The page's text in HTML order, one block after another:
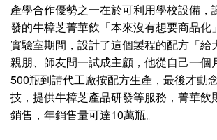
產學合作優勢之一在於可利用學校設備，
發的牛樟芝菁華飲「本來沒有想要商品化
實驗室期間，設計了這個製程的配方「給
親朋、師友間一試成主顧，他從自己一個
500瓶到請代工廠按配方生產，最後才動
技，提供牛樟芝產品研發等服務，菁華飲
銷售，年銷售量可達10萬瓶。